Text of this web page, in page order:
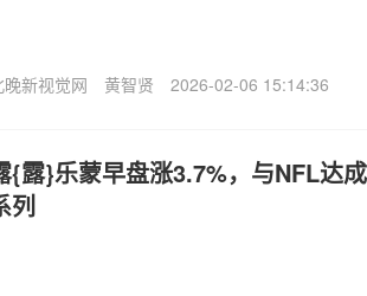
晚新视觉网 黄智贤 2026-02-06 15:14:36
{露}乐蒙早盘涨3.7%，与NFL达
列